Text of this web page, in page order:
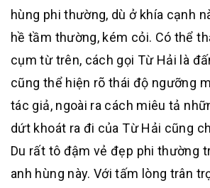
hùng phi thường, dù ở khía cạnh
hề tầm thường, kém cỏi. Có thể
cụm từ trên, cách gọi Từ Hải là
cũng thể hiện rõ thái độ ngưỡng
tác giả, ngoài ra cách miêu tả
dứt khoát ra đi của Từ Hải cũng
Du rất tô đậm vẻ đẹp phi thường
anh hùng này. Với tấm lòng trân